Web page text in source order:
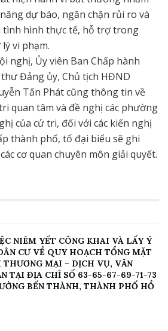
dự báo, ngăn chặn rủi ro và
tình hình thực tế, hỗ trợ trong
vi phạm.
nghị, Ủy viên Ban Chấp hành
Đảng ủy, Chủ tịch HĐND
Tấn Phát cũng thông tin về
quan tâm và đề nghị các phường
của cử tri, đối với các kiến nghị
thành phố, tổ đại biểu sẽ ghi
cơ quan chuyên môn giải quyết.
NIÊM YẾT CÔNG KHAI VÀ LẤY Ý
CƯ VỀ QUY HOẠCH TỔNG MẶT
THƯƠNG MẠI – DỊCH VỤ, VĂN
TẠI ĐỊA CHỈ SỐ 63-65-67-69-71-73
BẾN THÀNH, THÀNH PHỐ HỒ